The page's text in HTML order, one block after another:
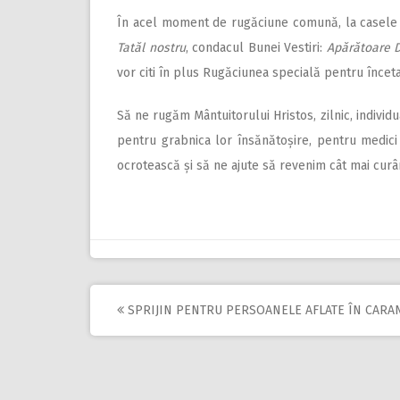
În acel moment de rugăciune comună, la
Tatăl nostru, condacul Bunei Vestiri: Apărătoare
vor citi în plus Rugăciunea specială pentru
Să ne rugăm Mântuitorului Hristos, zilnic,
pentru grabnica lor însănătoșire, pentru
ocrotească și să ne ajute să revenim cât mai
Post
SPRIJIN PENTRU PERSOANELE AFLATE ÎN